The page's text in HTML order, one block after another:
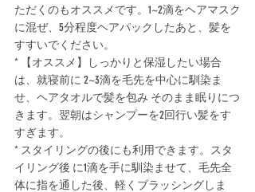
ただくのもオススメです。1~2滴をヘアマスク
に混ぜ、5分程度ヘアパックしたあと、髪を
すすいでください。﻿
* 【オススメ】しっかりと保湿したい場合
は、就寝前に 2~3滴を毛先を中心に馴染ま
せ、ヘアタオルで髪を包み そのまま眠りにつ
きます。翌朝はシャンプーを2回行い髪をす
すぎます。﻿
* スタイリングの後にも利用できます。スタ
イリング後 に1滴を手に馴染ませて、毛先全
体に指を通した後、軽くブラッシングしま